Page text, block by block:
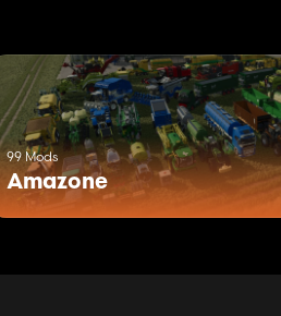
99 Mods
Amazone